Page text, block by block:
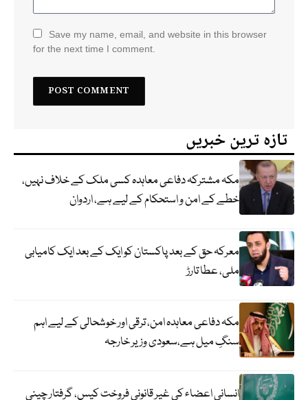
Save my name, email, and website in this browser
for the next time I comment.
تازہ ترین خبریں
مکہ مشترکہ دفاعی معاہدہ کسی ملک کے خلاف نہیں،
خطے کے امن و استحکام کے لیے ہے، اردوان
معرکہ حق کے بعد پاکستان کو ایک کے بعد ایک کامیابی
ملی، عطا تارڑ
مکہ دفاعی معاہدہ امن، ترقی اور خوشحالی کے لیے اہم
سنگِ میل ہے،سعودی وزیر خارجہ
انسانی اعضاء کی غیر قانونی فروخت کیس، گرفتار چینی